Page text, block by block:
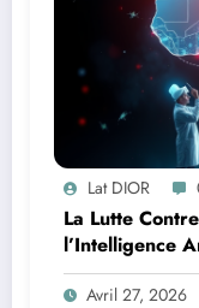
Lat DIOR
La Lutte
l’Intelligence
Contre la
Avril 27, 2026